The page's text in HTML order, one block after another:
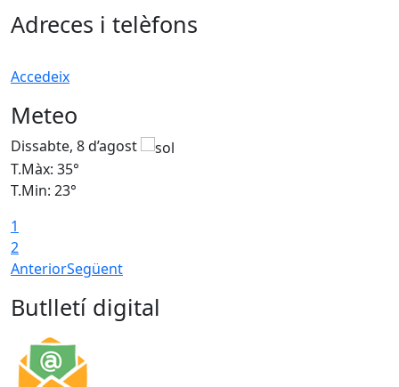
Adreces i telèfons
Accedeix
Meteo
Dissabte, 8 d’agost
T.Màx: 35°
T.Min: 23°
1
2
AnteriorSegüent
Butlletí digital